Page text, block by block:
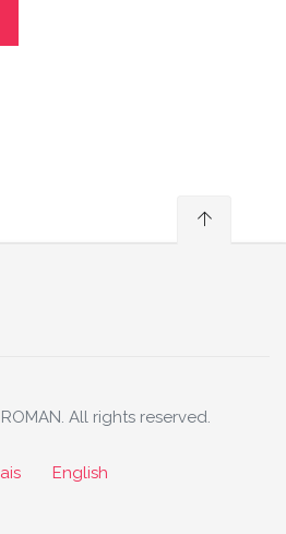
All rights reserved.
English